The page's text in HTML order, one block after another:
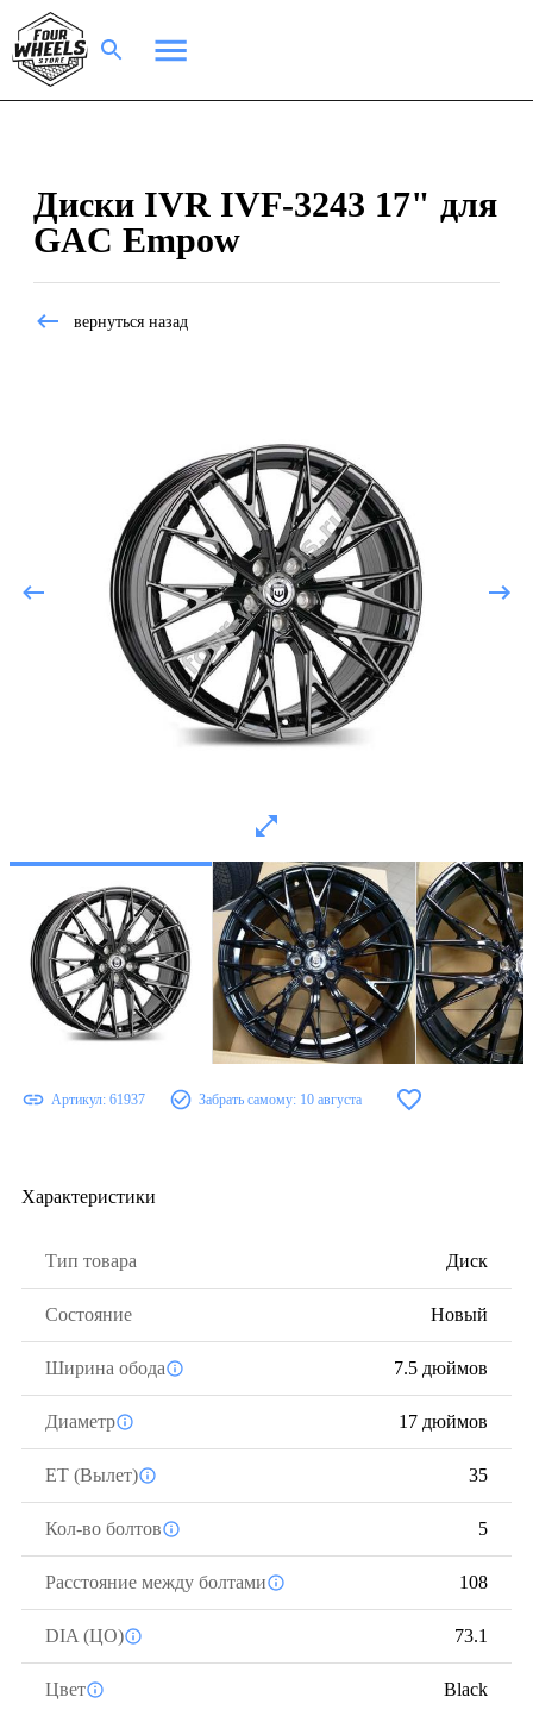
Диски IVR IVF-3243 17" для
GAC Empow
вернуться назад
Артикул: 61937 Забрать самому: 10 августа
Характеристики
Тип товара Диск
Состояние Новый
Ширина обода 7.5 дюймов
Диаметр 17 дюймов
ЕТ (Вылет) 35
Кол-во болтов 5
Расстояние между болтами 108
DIA (ЦО) 73.1
Цвет Black